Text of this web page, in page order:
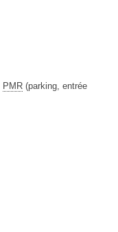
PMR (parking, entrée